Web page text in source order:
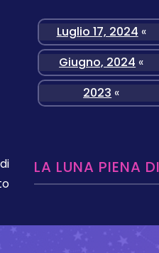
Luglio 17, 2024 «
Giugno, 2024 «
2023 «
LA LUNA PIENA